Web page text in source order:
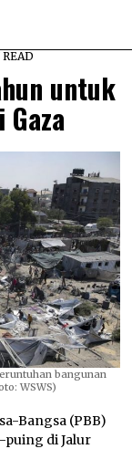
untuk
bangunan
WSWS)
Bangsa (PBB)
di Jalur